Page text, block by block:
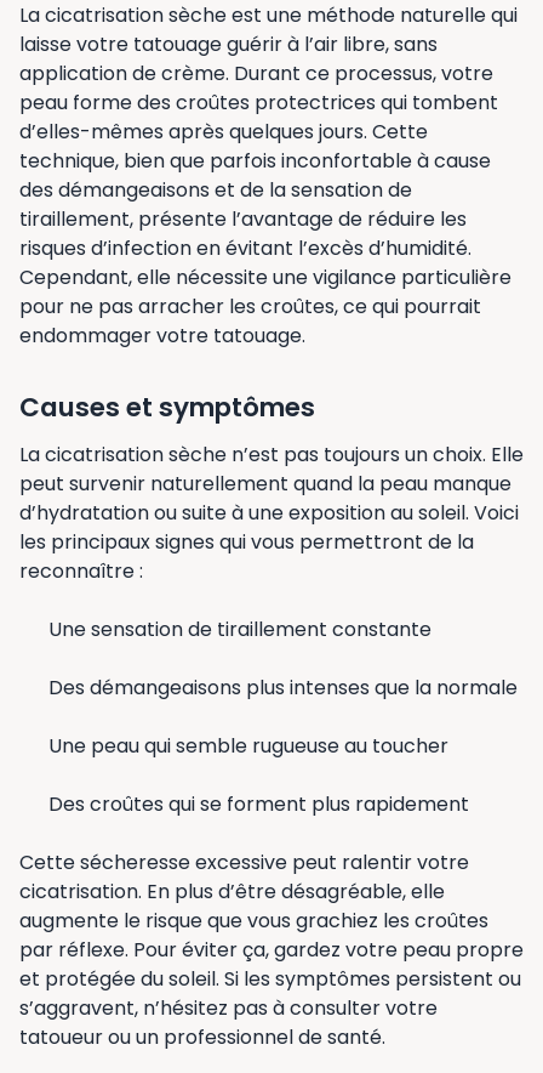
La cicatrisation sèche est une méthode naturelle qui
laisse votre tatouage guérir à l’air libre, sans
application de crème. Durant ce processus, votre
peau forme des croûtes protectrices qui tombent
d’elles-mêmes après quelques jours. Cette
technique, bien que parfois inconfortable à cause
des démangeaisons et de la sensation de
tiraillement, présente l’avantage de réduire les
risques d’infection en évitant l’excès d’humidité.
Cependant, elle nécessite une vigilance particulière
pour ne pas arracher les croûtes, ce qui pourrait
endommager votre tatouage.
Causes et symptômes
La cicatrisation sèche n’est pas toujours un choix. Elle
peut survenir naturellement quand la peau manque
d’hydratation ou suite à une exposition au soleil. Voici
les principaux signes qui vous permettront de la
reconnaître :
Une sensation de tiraillement constante
Des démangeaisons plus intenses que la normale
Une peau qui semble rugueuse au toucher
Des croûtes qui se forment plus rapidement
Cette sécheresse excessive peut ralentir votre
cicatrisation. En plus d’être désagréable, elle
augmente le risque que vous grachiez les croûtes
par réflexe. Pour éviter ça, gardez votre peau propre
et protégée du soleil. Si les symptômes persistent ou
s’aggravent, n’hésitez pas à consulter votre
tatoueur ou un professionnel de santé.